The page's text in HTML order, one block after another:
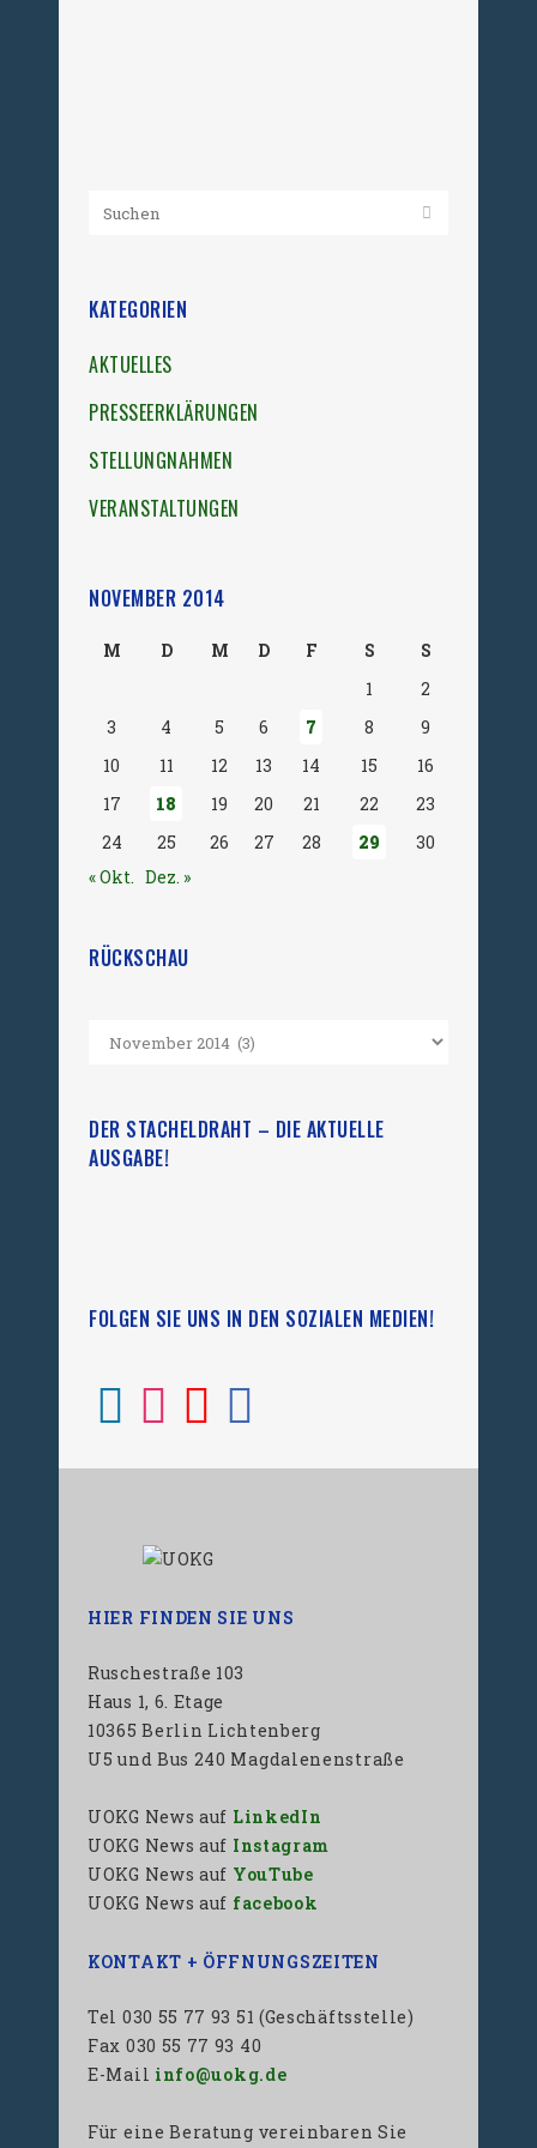
KATEGORIEN
AKTUELLES
PRESSEERKLÄRUNGEN
STELLUNGNAHMEN
VERANSTALTUNGEN
NOVEMBER 2014
M D M D F S
S
1
2
3
4 5 6 7 8
9
10
11 12 13 14 15
16
17
18 19 20 21 22
23
24
25 26 27 28 29
30
« Okt. Dez. »
RÜCKSCHAU
DER STACHELDRAHT – DIE AKTUELLE
AUSGABE!
FOLGEN SIE UNS IN DEN SOZIALEN MEDIEN!
HIER FINDEN SIE UNS
Ruschestraße 103
Haus 1, 6. Etage
10365 Berlin Lichtenberg
U5 und Bus 240 Magdalenenstraße
UOKG News auf LinkedIn
UOKG News auf Instagram
UOKG News auf YouTube
UOKG News auf facebook
KONTAKT + ÖFFNUNGSZEITEN
Tel 030 55 77 93 51 (Geschäftsstelle)
Fax 030 55 77 93 40
E-Mail info@uokg.de
Für eine Beratung vereinbaren Sie